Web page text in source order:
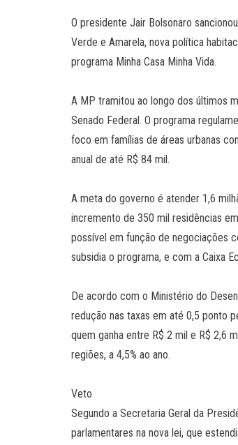
O presidente Jair Bolsonaro
Verde e Amarela, nova política
programa Minha Casa Minha Vida.
A MP tramitou ao longo dos últimos
Senado Federal. O programa
foco em famílias de áreas urbanas
anual de até R$ 84 mil.
A meta do governo é atender 1,6
incremento de 350 mil residências
possível em função de negociações
subsidia o programa, e com a Caixa
De acordo com o Ministério do
redução nas taxas em até 0,5 ponto
quem ganha entre R$ 2 mil e R$ 2,6
regiões, a 4,5% ao ano.
Veto
Segundo a Secretaria Geral da
parlamentares na nova lei, que